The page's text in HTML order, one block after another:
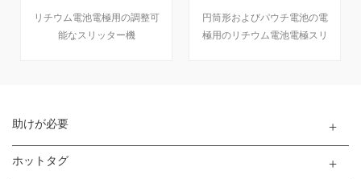
円筒形およびパウチ電池の電
極用のリチウム電池電極スリ
Nickel Cutting Machine For
Battery Nickel Strip
助けが必要
ホットタグ